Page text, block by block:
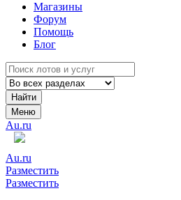
Магазины
Форум
Помощь
Блог
Найти
Меню
Au.ru
Au.ru
Разместить
Разместить